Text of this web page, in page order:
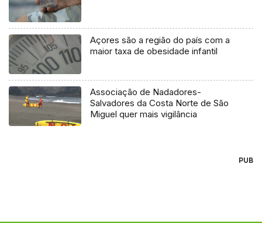
Açores são a região do país com a
maior taxa de obesidade infantil
Associação de Nadadores-
Salvadores da Costa Norte de São
Miguel quer mais vigilância
PUB